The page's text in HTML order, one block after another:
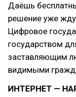
Даёшь
решение уже
Цифровое
государством
заставляющим
видимыми
ИНТЕРНЕТ —